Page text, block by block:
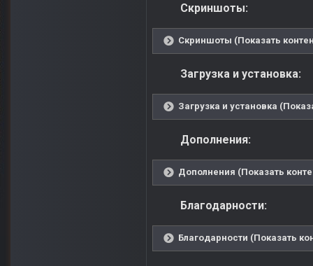
Скриншоты:
Скриншоты (Показать
Загрузка и установка:
Загрузка и установка
Дополнения:
Дополнения (Показать
Благодарности:
Благодарности (Показать